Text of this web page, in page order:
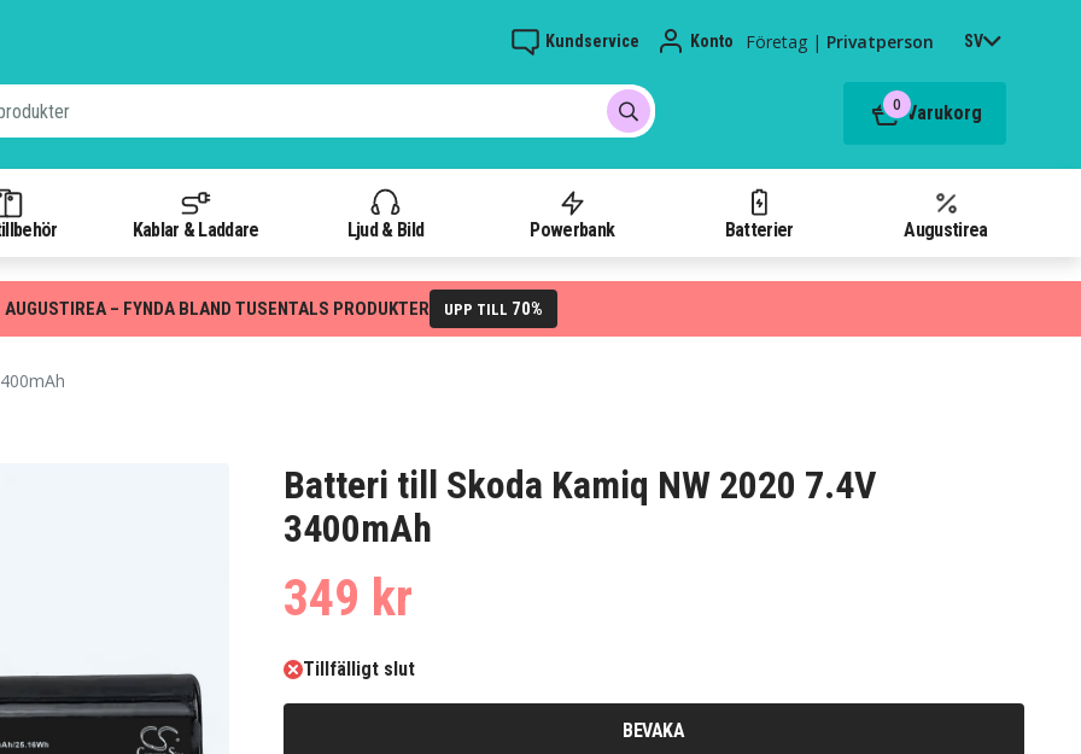
Kundservice Konto Företag | Privatperson SV
0 Varukorg
Kablar & Laddare Ljud & Bild Powerbank Batterier Augustirea
AUGUSTIREA – FYNDA BLAND TUSENTALS PRODUKTER UPP TILL 70%
Batteri till Skoda Kamiq NW 2020 7.4V
3400mAh
349 kr
Tillfälligt slut
BEVAKA